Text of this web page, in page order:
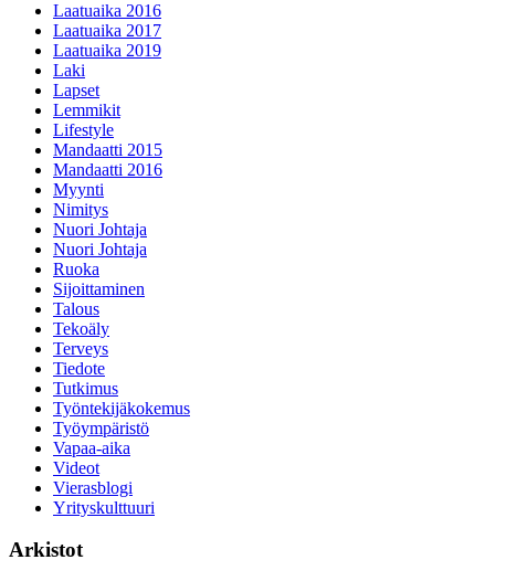
Laatuaika 2016
Laatuaika 2017
Laatuaika 2019
Laki
Lapset
Lemmikit
Lifestyle
Mandaatti 2015
Mandaatti 2016
Myynti
Nimitys
Nuori Johtaja
Nuori Johtaja
Ruoka
Sijoittaminen
Talous
Tekoäly
Terveys
Tiedote
Tutkimus
Työntekijäkokemus
Työympäristö
Vapaa-aika
Videot
Vierasblogi
Yrityskulttuuri
Arkistot